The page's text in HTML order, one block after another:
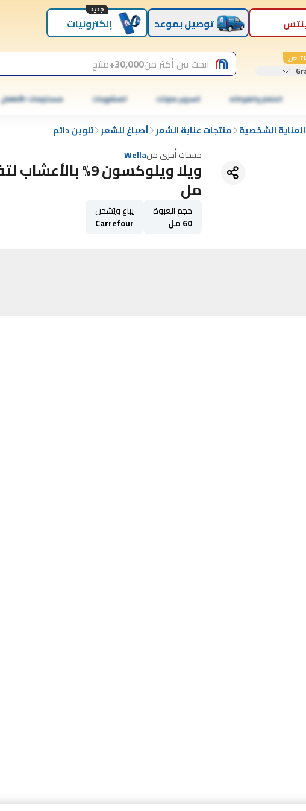
توصيل بموعد إلكترونيات
جديد
ابحث بين أكثر من30,000+ منتج
الخضار والفواكه السوبر ماركت المشروبات مستلزمات الأطفال
الشخصية منتجات عناية الشعر أصباغ للشعر تلوين دائم
منتجات أُخرى منWella
مل
حجم العبوة
60 مل
يباع ويُشحن
Carrefour